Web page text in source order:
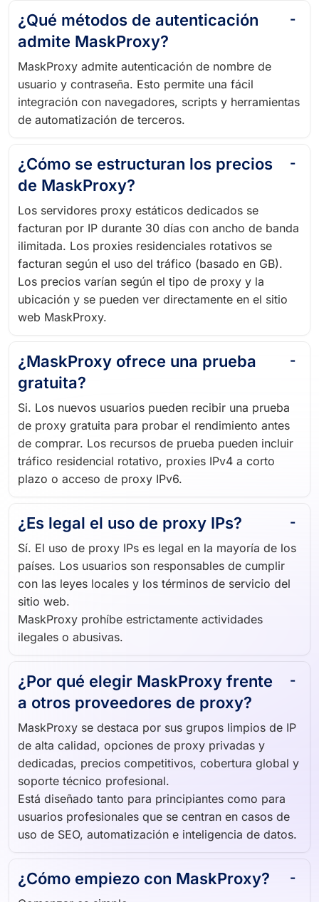
¿Qué métodos de autenticación
admite MaskProxy?
MaskProxy admite autenticación de nombre de
usuario y contraseña. Esto permite una fácil
integración con navegadores, scripts y herramientas
de automatización de terceros.
¿Cómo se estructuran los precios
de MaskProxy?
Los servidores proxy estáticos dedicados se
facturan por IP durante 30 días con ancho de banda
ilimitada. Los proxies residenciales rotativos se
facturan según el uso del tráfico (basado en GB).
Los precios varían según el tipo de proxy y la
ubicación y se pueden ver directamente en el sitio
web MaskProxy.
¿MaskProxy ofrece una prueba
gratuita?
Si. Los nuevos usuarios pueden recibir una prueba
de proxy gratuita para probar el rendimiento antes
de comprar. Los recursos de prueba pueden incluir
tráfico residencial rotativo, proxies IPv4 a corto
plazo o acceso de proxy IPv6.
¿Es legal el uso de proxy IPs?
Sí. El uso de proxy IPs es legal en la mayoría de los
países. Los usuarios son responsables de cumplir
con las leyes locales y los términos de servicio del
sitio web.
MaskProxy prohíbe estrictamente actividades
ilegales o abusivas.
¿Por qué elegir MaskProxy frente
a otros proveedores de proxy?
MaskProxy se destaca por sus grupos limpios de IP
de alta calidad, opciones de proxy privadas y
dedicadas, precios competitivos, cobertura global y
soporte técnico profesional.
Está diseñado tanto para principiantes como para
usuarios profesionales que se centran en casos de
uso de SEO, automatización e inteligencia de datos.
¿Cómo empiezo con MaskProxy?